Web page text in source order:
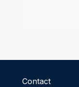
Contact